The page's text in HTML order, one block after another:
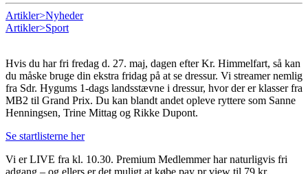
Artikler>Nyheder
Artikler>Sport
Hvis du har fri fredag d. 27. maj, dagen efter Kr. Himmelfart, så kan
du måske bruge din ekstra fridag på at se dressur. Vi streamer nemlig
fra Sdr. Hygums 1-dags landsstævne i dressur, hvor der er klasser fra
MB2 til Grand Prix. Du kan blandt andet opleve ryttere som Sanne
Henningsen, Trine Mittag og Rikke Dupont.
Se startlisterne her
Vi er LIVE fra kl. 10.30. Premium Medlemmer har naturligvis fri
adgang – og ellers er det muligt at købe pay pr view til 79 kr.